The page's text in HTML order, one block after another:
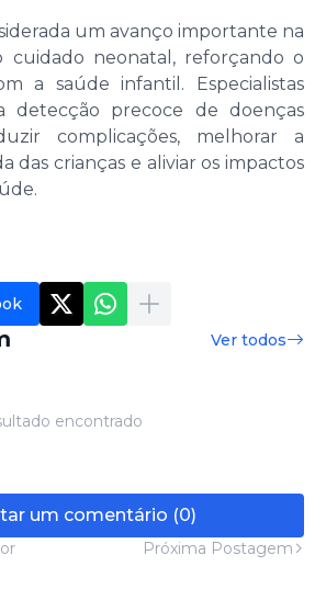
um avanço importante na
cuidado neonatal, reforçando o
a saúde infantil. Especialistas
detecção precoce de doenças
complicações, melhorar a
das crianças e aliviar os impactos
Ver todos
encontrado
um comentário (0)
Próxima Postagem